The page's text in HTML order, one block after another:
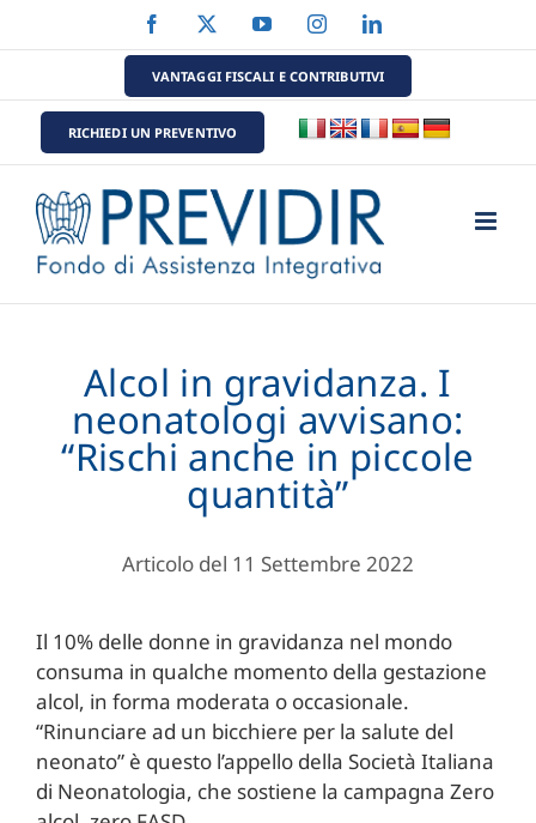
al
Facebook YouTubeInstagramLinkedIn
VANTAGGI FISCALI E CONTRIBUTIVI
RICHIEDI UN PREVENTIVO
Alcol in gravidanza. I
neonatologi avvisano:
“Rischi anche in piccole
quantità”
Articolo del 11 Settembre 2022
Il 10% delle donne in gravidanza nel mondo
consuma in qualche momento della gestazione
alcol, in forma moderata o occasionale.
“Rinunciare ad un bicchiere per la salute del
neonato” è questo l’appello della Società Italiana
di Neonatologia, che sostiene la campagna Zero